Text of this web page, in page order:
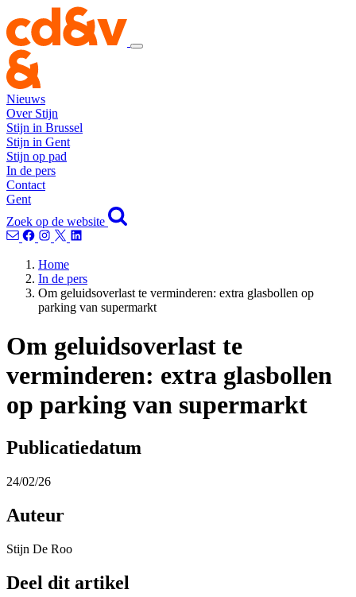
Nieuws
Over Stijn
Stijn in Brussel
Stijn in Gent
Stijn op pad
In de pers
Contact
Gent
Zoek op de website
Home
In de pers
Om geluidsoverlast te verminderen: extra glasbollen op
parking van supermarkt
Om geluidsoverlast te
verminderen: extra glasbollen
op parking van supermarkt
Publicatiedatum
24/02/26
Auteur
Stijn De Roo
Deel dit artikel